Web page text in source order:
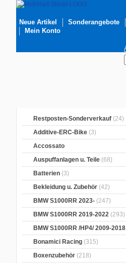
Neue Artikel Sonderangebote
Mein Konto
Restposten-Sonderverkauf (24)
Additive-ERC-Bike (3)
Accossato
Auspuffanlagen u. Teile (68)
Batterien (3)
Bekleidung u. Zubehör (42)
BMW S1000RR 2023- (247)
BMW S1000RR 2019-2022 (293)
BMW S1000RR /HP4/ 2009-2018
Bonamici Racing (315)
Boxenzubehör (218)